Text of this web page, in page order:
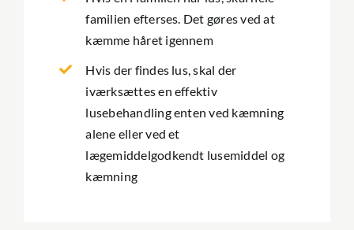
familien efterses. Det gøres ved at
kæmme håret igennem
Hvis der findes lus, skal der
iværksættes en effektiv
lusebehandling enten ved kæmning
alene eller ved et
lægemiddelgodkendt lusemiddel og
kæmning